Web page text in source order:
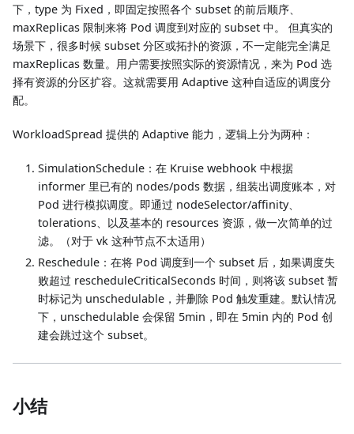
下，type 为 Fixed，即固定按照各个 subset 的前后顺序、
maxReplicas 限制来将 Pod 调度到对应的 subset 中。 但真实的
场景下，很多时候 subset 分区或拓扑的资源，不一定能完全满足
maxReplicas 数量。用户需要按照实际的资源情况，来为 Pod 选
择有资源的分区扩容。这就需要用 Adaptive 这种自适应的调度分
配。
WorkloadSpread 提供的 Adaptive 能力，逻辑上分为两种：
SimulationSchedule：在 Kruise webhook 中根据
informer 里已有的 nodes/pods 数据，组装出调度账本，对
Pod 进行模拟调度。即通过 nodeSelector/affinity、
tolerations、以及基本的 resources 资源，做一次简单的过
滤。（对于 vk 这种节点不太适用）
Reschedule：在将 Pod 调度到一个 subset 后，如果调度失
败超过 rescheduleCriticalSeconds 时间，则将该 subset 暂
时标记为 unschedulable，并删除 Pod 触发重建。默认情况
下，unschedulable 会保留 5min，即在 5min 内的 Pod 创
建会跳过这个 subset。
小结